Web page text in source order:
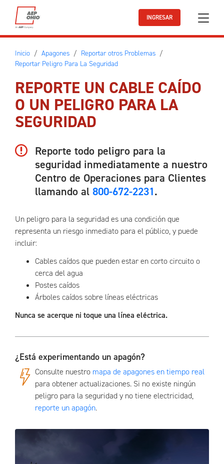
Ir al contenido principal
INGRESAR
Inicio Apagones
Reportar otros Problemas
Reportar Peligro Para La Seguridad
REPORTE UN CABLE CAÍDO
O UN PELIGRO PARA LA
SEGURIDAD
Reporte todo peligro para la
seguridad inmediatamente a nuestro
Centro de Operaciones para Clientes
llamando al 800-672-2231.
Un peligro para la seguridad es una condición que
representa un riesgo inmediato para el público, y puede
incluir:
Cables caídos que pueden estar en corto circuito o
cerca del agua
Postes caídos
Árboles caídos sobre líneas eléctricas
Nunca se acerque ni toque una línea eléctrica.
¿Está experimentando un apagón?
Consulte nuestro mapa de apagones en tiempo real
para obtener actualizaciones. Si no existe ningún
peligro para la seguridad y no tiene electricidad,
reporte un apagón.